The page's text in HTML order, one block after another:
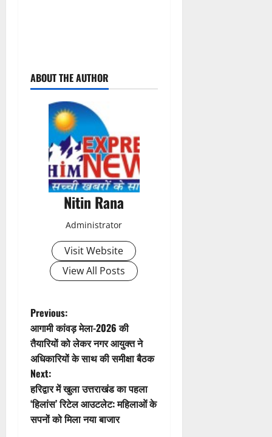
o
t
i
o
n
ABOUT THE AUTHOR
Nitin Rana
Administrator
Visit Website
View All Posts
P
o
s
t
n
Previous:
आगामी कांवड़ मेला-2026 की
तैयारियों को लेकर नगर आयुक्त ने
अधिकारियों के साथ की समीक्षा बैठक
Next:
हरिद्वार में खुला उत्तराखंड का पहला
‘हिलांस’ रिटेल आउटलेट: महिलाओं के
सपनों को मिला नया बाजार